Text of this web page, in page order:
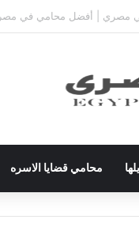
قيم على المحكوم عليه
محامي قضايا الاسره